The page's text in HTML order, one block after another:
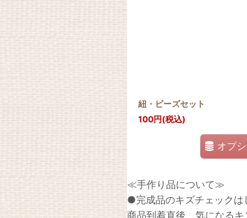
紐・ビーズセット
100円(税込)
オプ
≪手作り品について≫
●完成品のキズチェックは
商品到着直後、気になる